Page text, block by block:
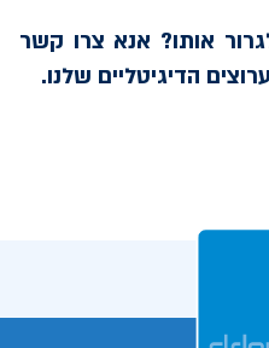
אותו? אנא צרו קשר
הדיגיטליים שלנו.